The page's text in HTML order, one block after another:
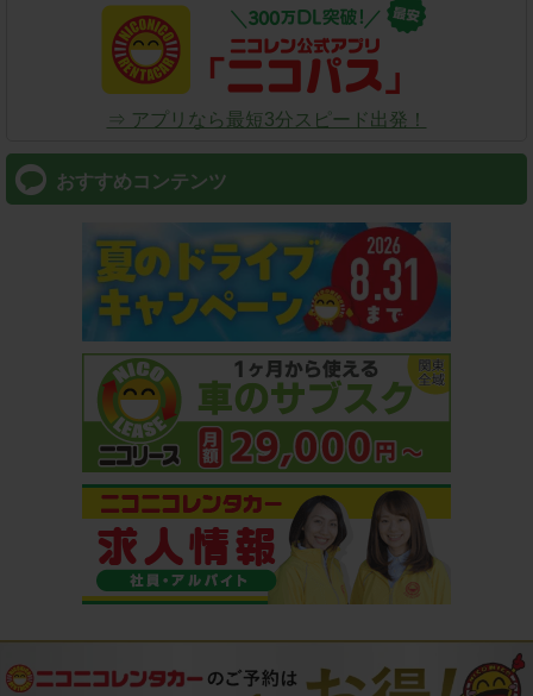
⇒ アプリなら最短3分スピード出発！
おすすめコンテンツ